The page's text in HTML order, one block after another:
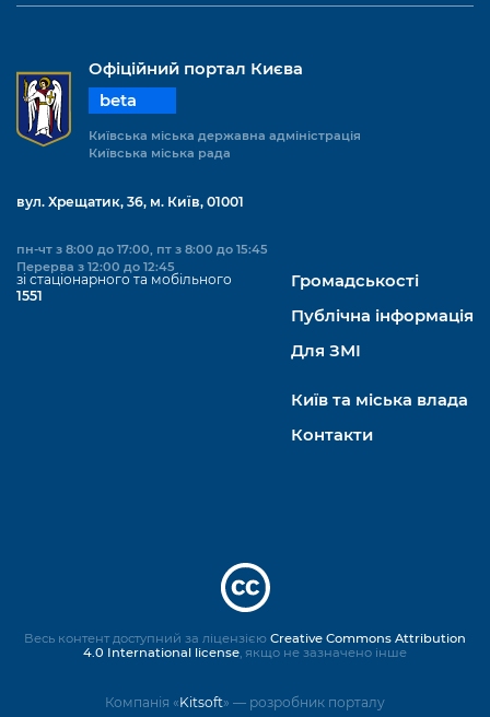
Офіційний портал Києва
beta
Київська міська державна адміністрація
Київська міська рада
вул. Хрещатик, 36, м. Київ, 01001
пн-чт з 8:00 до 17:00, пт з 8:00 до 15:45
Перерва з 12:00 до 12:45
зі стаціонарного та мобільного
1551
Громадськості
Публічна інформація
Для ЗМІ
Київ та міська влада
Контакти
Компанія «Kitsoft» — розробник порталу
Весь контент доступний за ліцензією Creative Commons Attribution
4.0 International license , якщо не зазначено інше